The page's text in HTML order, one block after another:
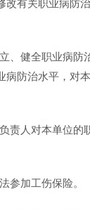
改有关职业病防
、健全职业病防
病防治水平，对
责人对本单位的
参加工伤保险。